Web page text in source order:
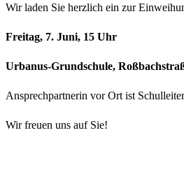
Wir laden Sie herzlich ein zur
Freitag, 7. Juni, 15 Uhr
Urbanus-Grundschule,
Ansprechpartnerin vor Ort ist
Wir freuen uns auf Sie!